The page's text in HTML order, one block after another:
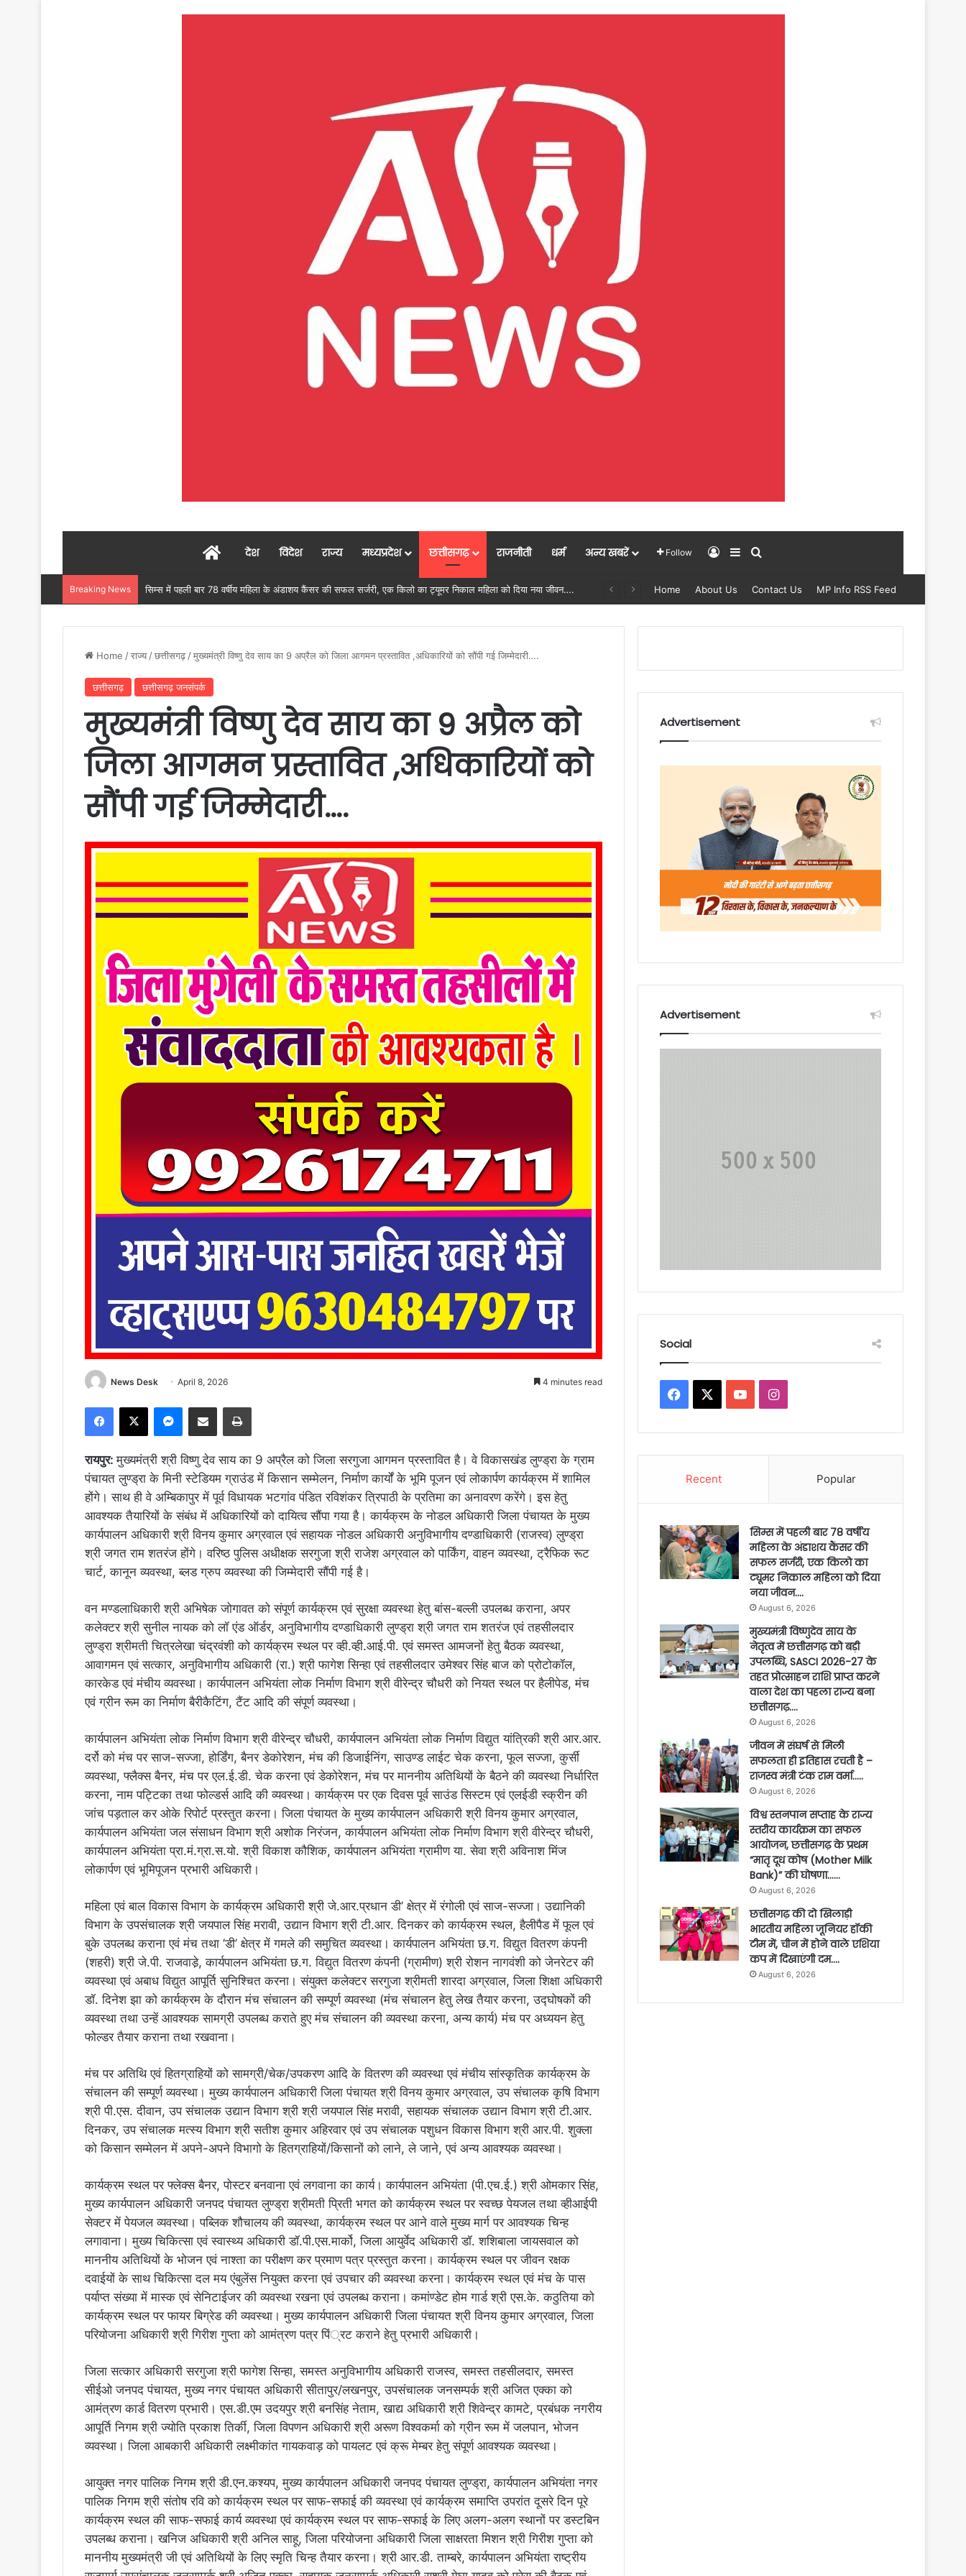
Homeदेश विदेश राज्य मध्यप्रदेश छत्तीसगढ़ राजनीती धर्म अन्य खबरें Follow Log InSidebar
Breaking News Home About Us Contact Us MP Info RSS Feed
Home /राज्य /छत्तीसगढ़ /मुख्यमंत्री विष्णु देव साय का 9 अप्रैल को जिला आगमन प्रस्तावित ,अधिकारियों को सौंपी गई जिम्मेदारी….
छत्तीसगढ़ छत्तीसगढ़ जनसंपर्क
मुख्यमंत्री विष्णु देव साय का 9 अप्रैल को
जिला आगमन प्रस्तावित ,अधिकारियों को
सौंपी गई जिम्मेदारी….
News Desk April 8, 2026 4 minutes read
Facebook
X Messenger
Share via Email Print
रायपुर:मुख्यमंत्री श्री विष्णु देव साय का 9 अप्रैल को जिला सरगुजा आगमन प्रस्तावित है। वे विकासखंड लुण्ड्रा के ग्राम
पंचायत लुण्ड्रा के मिनी स्टेडियम ग्राउंड में किसान सम्मेलन, निर्माण कार्यों के भूमि पूजन एवं लोकार्पण कार्यक्रम में शामिल
होंगे। साथ ही वे अम्बिकापुर में पूर्व विधायक भटगांव पंडित रविशंकर त्रिपाठी के प्रतिमा का अनावरण करेंगे। इस हेतु
आवश्यक तैयारियों के संबंध में अधिकारियों को दायित्व सौंपा गया है। कार्यक्रम के नोडल अधिकारी जिला पंचायत के मुख्य
कार्यपालन अधिकारी श्री विनय कुमार अग्रवाल एवं सहायक नोडल अधिकारी अनुविभागीय दण्डाधिकारी (राजस्व) लुण्ड्रा
श्री जगत राम शतरंज होंगे। वरिष्ठ पुलिस अधीक्षक सरगुजा श्री राजेश अग्रवाल को पार्किंग, वाहन व्यवस्था, ट्रैफिक रूट
चार्ट, कानून व्यवस्था, ब्लड ग्रुप व्यवस्था की जिम्मेदारी सौंपी गई है।
वन मण्डलाधिकारी श्री अभिषेक जोगावत को संपूर्ण कार्यक्रम एवं सुरक्षा व्यवस्था हेतु बांस-बल्ली उपलब्ध कराना, अपर
कलेक्टर श्री सुनील नायक को लॉ एंड ऑर्डर, अनुविभागीय दण्डाधिकारी लुण्ड्रा श्री जगत राम शतरंज एवं तहसीलदार
लुण्ड्रा श्रीमती चित्रलेखा चंद्रवंशी को कार्यक्रम स्थल पर व्ही.व्ही.आई.पी. एवं समस्त आमजनों हेतु बैठक व्यवस्था,
आवागमन एवं सत्कार, अनुविभागीय अधिकारी (रा.) श्री फागेश सिन्हा एवं तहसीलदार उमेश्वर सिंह बाज को प्रोटोकॉल,
कारकेड एवं मंचीय व्यवस्था। कार्यपालन अभियंता लोक निर्माण विभाग श्री वीरेन्द्र चौधरी को नियत स्थल पर हैलीपेड, मंच
एवं ग्रीन रूम का निर्माण बैरीकैटिंग, टैंट आदि की संपूर्ण व्यवस्था।
कार्यपालन अभियंता लोक निर्माण विभाग श्री वीरेन्द्र चौधरी, कार्यपालन अभियंता लोक निर्माण विद्युत यांत्रिकी श्री आर.आर.
दर्रो को मंच पर साज-सज्जा, होर्डिंग, बैनर डेकोरेशन, मंच की डिजाईनिंग, साउण्ड लाईट चेक करना, फूल सज्जा, कुर्सी
व्यवस्था, फ्लैक्स बैनर, मंच पर एल.ई.डी. चेक करना एवं डेकोरेशन, मंच पर माननीय अतिथियों के बैठने की व्यवस्था निर्धारित
करना, नाम पट्टिका तथा फोल्डर्स आदि की व्यवस्था। कार्यक्रम पर एक दिवस पूर्व साउंड सिस्टम एवं एलईडी स्क्रीन की
जांच पड़ताल कर ओके रिपोर्ट प्रस्तुत करना। जिला पंचायत के मुख्य कार्यपालन अधिकारी श्री विनय कुमार अग्रवाल,
कार्यपालन अभियंता जल संसाधन विभाग श्री अशोक निरंजन, कार्यपालन अभियंता लोक निर्माण विभाग श्री वीरेन्द्र चौधरी,
कार्यपालन अभियंता प्रा.मं.ग्रा.स.यो. श्री विकाश कौशिक, कार्यपालन अभियंता ग्रामीण या. सेवा श्री अविनाश मिंज
लोकार्पण एवं भूमिपूजन प्रभारी अधिकारी।
महिला एवं बाल विकास विभाग के कार्यक्रम अधिकारी श्री जे.आर.प्रधान डी’ क्षेत्र में रंगोली एवं साज-सज्जा। उद्यानिकी
विभाग के उपसंचालक श्री जयपाल सिंह मरावी, उद्यान विभाग श्री टी.आर. दिनकर को कार्यक्रम स्थल, हैलीपैड में फूल एवं
बुके उपलब्ध कराना एवं मंच तथा ’डी’ क्षेत्र में गमले की समुचित व्यवस्था। कार्यपालन अभियंता छ.ग. विद्युत वितरण कंपनी
(शहरी) श्री जे.पी. राजवाडे़, कार्यपालन अभियंता छ.ग. विद्युत वितरण कंपनी (ग्रामीण) श्री रोशन नागवंशी को जेनरेटर की
व्यवस्था एवं अबाध विद्युत आपूर्ति सुनिश्चित करना। संयुक्त कलेक्टर सरगुजा श्रीमती शारदा अग्रवाल, जिला शिक्षा अधिकारी
डॉ. दिनेश झा को कार्यक्रम के दौरान मंच संचालन की सम्पूर्ण व्यवस्था (मंच संचालन हेतु लेख तैयार करना, उद्घोषकों की
व्यवस्था तथा उन्हें आवश्यक सामग्री उपलब्ध कराते हुए मंच संचालन की व्यवस्था करना, अन्य कार्य) मंच पर अध्ययन हेतु
फोल्डर तैयार कराना तथा रखवाना।
मंच पर अतिथि एवं हितग्राहियों को सामग्री/चेक/उपकरण आदि के वितरण की व्यवस्था एवं मंचीय सांस्कृतिक कार्यक्रम के
संचालन की सम्पूर्ण व्यवस्था। मुख्य कार्यपालन अधिकारी जिला पंचायत श्री विनय कुमार अग्रवाल, उप संचालक कृषि विभाग
श्री पी.एस. दीवान, उप संचालक उद्यान विभाग श्री श्री जयपाल सिंह मरावी, सहायक संचालक उद्यान विभाग श्री टी.आर.
दिनकर, उप संचालक मत्स्य विभाग श्री सतीश कुमार अहिरवार एवं उप संचालक पशुधन विकास विभाग श्री आर.पी. शुक्ला
को किसान सम्मेलन में अपने-अपने विभागो के हितग्राहियों/किसानों को लाने, ले जाने, एवं अन्य आवश्यक व्यवस्था।
कार्यक्रम स्थल पर फ्लेक्स बैनर, पोस्टर बनवाना एवं लगवाना का कार्य। कार्यपालन अभियंता (पी.एच.ई.) श्री ओमकार सिंह,
मुख्य कार्यपालन अधिकारी जनपद पंचायत लुण्ड्रा श्रीमती प्रिती भगत को कार्यक्रम स्थल पर स्वच्छ पेयजल तथा व्हीआईपी
सेक्टर में पेयजल व्यवस्था। पब्लिक शौचालय की व्यवस्था, कार्यक्रम स्थल पर आने वाले मुख्य मार्ग पर आवश्यक चिन्ह
लगावाना। मुख्य चिकित्सा एवं स्वास्थ्य अधिकारी डॉ.पी.एस.मार्को, जिला आयुर्वेद अधिकारी डॉ. शशिबाला जायसवाल को
माननीय अतिथियों के भोजन एवं नाश्ता का परीक्षण कर प्रमाण पत्र प्रस्तुत करना। कार्यक्रम स्थल पर जीवन रक्षक
दवाईयों के साथ चिकित्सा दल मय एंबुलेंस नियुक्त करना एवं उपचार की व्यवस्था करना। कार्यक्रम स्थल एवं मंच के पास
पर्याप्त संख्या में मास्क एवं सेनिटाईजर की व्यवस्था रखना एवं उपलब्ध कराना। कमांण्डेट होम गार्ड श्री एस.के. कठुतिया को
कार्यक्रम स्थल पर फायर बिग्रेड की व्यवस्था। मुख्य कार्यपालन अधिकारी जिला पंचायत श्री विनय कुमार अग्रवाल, जिला
परियोजना अधिकारी श्री गिरीश गुप्ता को आमंत्रण पत्र पिं्रट कराने हेतु प्रभारी अधिकारी।
जिला सत्कार अधिकारी सरगुजा श्री फागेश सिन्हा, समस्त अनुविभागीय अधिकारी राजस्व, समस्त तहसीलदार, समस्त
सीईओ जनपद पंचायत, मुख्य नगर पंचायत अधिकारी सीतापुर/लखनपुर, उपसंचालक जनसम्पर्क श्री अजित एक्का को
आमंत्रण कार्ड वितरण प्रभारी। एस.डी.एम उदयपुर श्री बनसिंह नेताम, खाद्य अधिकारी श्री शिवेन्द्र कामटे, प्रबंधक नगरीय
आपूर्ति निगम श्री ज्योति प्रकाश तिर्की, जिला विपणन अधिकारी श्री अरूण विश्वकर्मा को ग्रीन रूम में जलपान, भोजन
व्यवस्था। जिला आबकारी अधिकारी लक्ष्मीकांत गायकवाड़ को पायलट एवं क्रू मेम्बर हेतु संपूर्ण आवश्यक व्यवस्था।
आयुक्त नगर पालिक निगम श्री डी.एन.कश्यप, मुख्य कार्यपालन अधिकारी जनपद पंचायत लुण्ड्रा, कार्यपालन अभियंता नगर
पालिक निगम श्री संतोष रवि को कार्यक्रम स्थल पर साफ-सफाई की व्यवस्था एवं कार्यक्रम समाप्ति उपरांत दूसरे दिन पूरे
कार्यक्रम स्थल की साफ-सफाई कार्य व्यवस्था एवं कार्यक्रम स्थल पर साफ-सफाई के लिए अलग-अलग स्थानों पर डस्टबिन
उपलब्ध कराना। खनिज अधिकारी श्री अनिल साहू, जिला परियोजना अधिकारी जिला साक्षरता मिशन श्री गिरीश गुप्ता को
माननीय मुख्यमंत्री जी एवं अतिथियों के लिए स्मृति चिन्ह तैयार करना। श्री आर.डी. ताम्बरे, कार्यपालन अभियंता राष्ट्रीय
Advertisement
Advertisement
Social
Facebook YouTubeInstagram
Recent Popular
सिम्स में पहली बार 78 वर्षीय
महिला के अंडाशय कैंसर की
सफल सर्जरी, एक किलो का
ट्यूमर निकाल महिला को दिया
नया जीवन….
August 6, 2026
मुख्यमंत्री विष्णुदेव साय के
नेतृत्व में छत्तीसगढ़ को बड़ी
उपलब्धि, SASCI 2026-27 के
तहत प्रोत्साहन राशि प्राप्त करने
वाला देश का पहला राज्य बना
छत्तीसगढ़….
August 6, 2026
जीवन में संघर्ष से मिली
सफलता ही इतिहास रचती है –
राजस्व मंत्री टंक राम वर्मा…..
August 6, 2026
विश्व स्तनपान सप्ताह के राज्य
स्तरीय कार्यक्रम का सफल
आयोजन, छत्तीसगढ़ के प्रथम
“मातृ दूध कोष (Mother Milk
Bank)” की घोषणा……
August 6, 2026
छत्तीसगढ़ की दो खिलाड़ी
भारतीय महिला जूनियर हॉकी
टीम में, चीन में होने वाले एशिया
कप में दिखाएंगी दम….
August 6, 2026